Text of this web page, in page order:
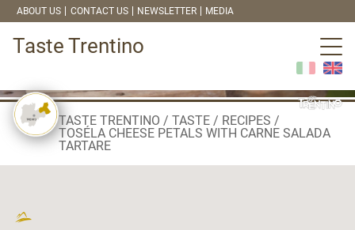
ABOUT US CONTACT US NEWSLETTER MEDIA
Taste Trentino
TASTE TRENTINO TASTE
RECIPES
TOSÉLA CHEESE PETALS WITH CARNE SALADA
TARTARE